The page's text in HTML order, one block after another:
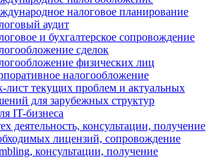
налоговое планирование
аудит
и бухгалтерское сопровождение
сделок
физических лиц
налогообложение
лист текущих проблем и актуальных
для зарубежных структур
IT-бизнеса
деятельность, консультации, получение
лицензий, сопровождение
консультации, получение